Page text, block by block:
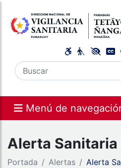
Menú de
Alerta
Portada Alertas Alerta